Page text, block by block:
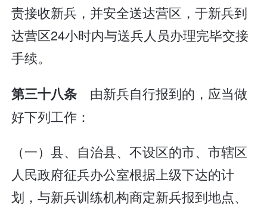
责接收新兵，并安全送达营区，于新兵到
达营区24小时内与送兵人员办理完毕交接
手续。
第三十八条 由新兵自行报到的，应当做
好下列工作：
（一）县、自治县、不设区的市、市辖区
人民政府征兵办公室根据上级下达的计
划，与新兵训练机构商定新兵报到地点、